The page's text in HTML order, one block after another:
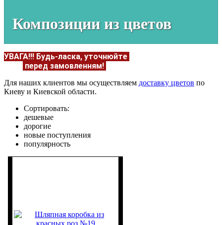
Композиции из цветов
УВАГА!!! Будь-ласка, уточнюйте
перед замовленням!
Для наших клиентов мы осуществляем доставку цветов по
Киеву и Киевской области.
Сортировать:
дешевые
дорогие
новые поступления
популярность